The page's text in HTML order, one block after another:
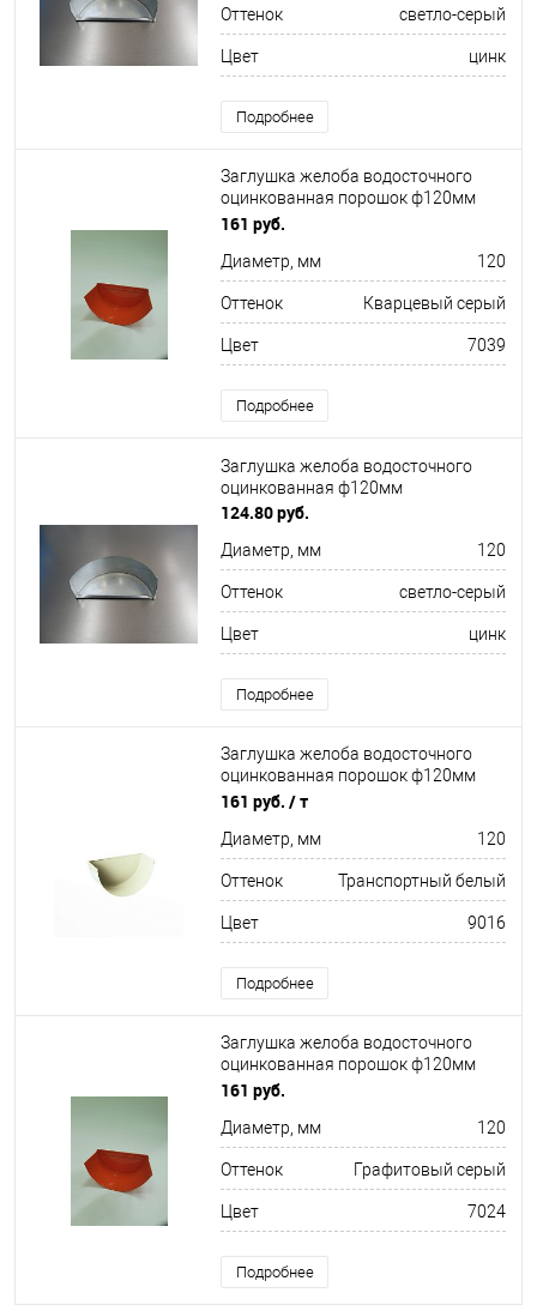
Оттенок светло-серый
Цвет цинк
Подробнее
Заглушка желоба водосточного
оцинкованная порошок ф120мм
RAL 7039
161 руб.
Диаметр, мм 120
Оттенок Кварцевый серый
Цвет 7039
Подробнее
Заглушка желоба водосточного
оцинкованная ф120мм
124.80 руб.
Диаметр, мм 120
Оттенок светло-серый
Цвет цинк
Подробнее
Заглушка желоба водосточного
оцинкованная порошок ф120мм
RAL 9016
161 руб. / т
Диаметр, мм 120
Оттенок Транспортный белый
Цвет 9016
Подробнее
Заглушка желоба водосточного
оцинкованная порошок ф120мм
RAL 7024
161 руб.
Диаметр, мм 120
Оттенок Графитовый серый
Цвет 7024
Подробнее